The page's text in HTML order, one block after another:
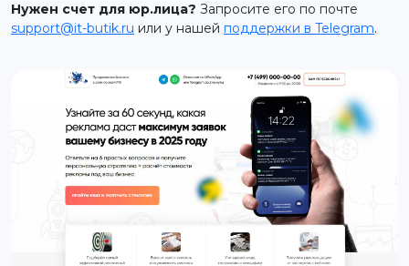
support@it-butik.ru
Нужен счет для юр.лица? Запросите его по почте
support@it-butik.ru или у нашей поддержки в Telegram.